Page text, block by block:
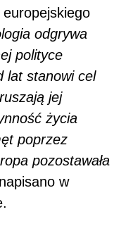
odgrywa
polityce
lat stanowi cel
jej
życia
poprzez
pozostawała
w